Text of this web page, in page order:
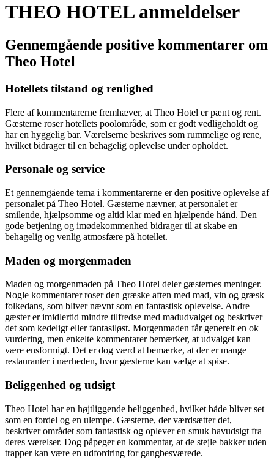
THEO HOTEL anmeldelser
Gennemgående positive kommentarer om
Theo Hotel
Hotellets tilstand og renlighed
Flere af kommentarerne fremhæver, at Theo Hotel er pænt og rent.
Gæsterne roser hotellets poolområde, som er godt vedligeholdt og
har en hyggelig bar. Værelserne beskrives som rummelige og rene,
hvilket bidrager til en behagelig oplevelse under opholdet.
Personale og service
Et gennemgående tema i kommentarerne er den positive oplevelse af
personalet på Theo Hotel. Gæsterne nævner, at personalet er
smilende, hjælpsomme og altid klar med en hjælpende hånd. Den
gode betjening og imødekommenhed bidrager til at skabe en
behagelig og venlig atmosfære på hotellet.
Maden og morgenmaden
Maden og morgenmaden på Theo Hotel deler gæsternes meninger.
Nogle kommentarer roser den græske aften med mad, vin og græsk
folkedans, som bliver nævnt som en fantastisk oplevelse. Andre
gæster er imidlertid mindre tilfredse med madudvalget og beskriver
det som kedeligt eller fantasiløst. Morgenmaden får generelt en ok
vurdering, men enkelte kommentarer bemærker, at udvalget kan
være ensformigt. Det er dog værd at bemærke, at der er mange
restauranter i nærheden, hvor gæsterne kan vælge at spise.
Beliggenhed og udsigt
Theo Hotel har en højtliggende beliggenhed, hvilket både bliver set
som en fordel og en ulempe. Gæsterne, der værdsætter det,
beskriver området som fantastisk og oplever en smuk havudsigt fra
deres værelser. Dog påpeger en kommentar, at de stejle bakker uden
trapper kan være en udfordring for gangbesværede.